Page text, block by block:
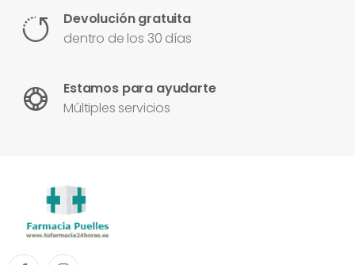
Devolución gratuita
dentro de los 30 días
Estamos para ayudarte
Múltiples servicios